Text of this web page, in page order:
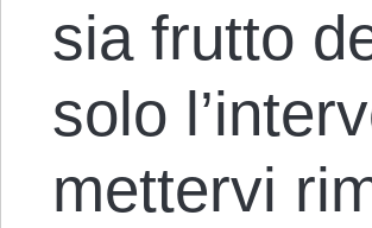
sia frutto
solo
mettervi